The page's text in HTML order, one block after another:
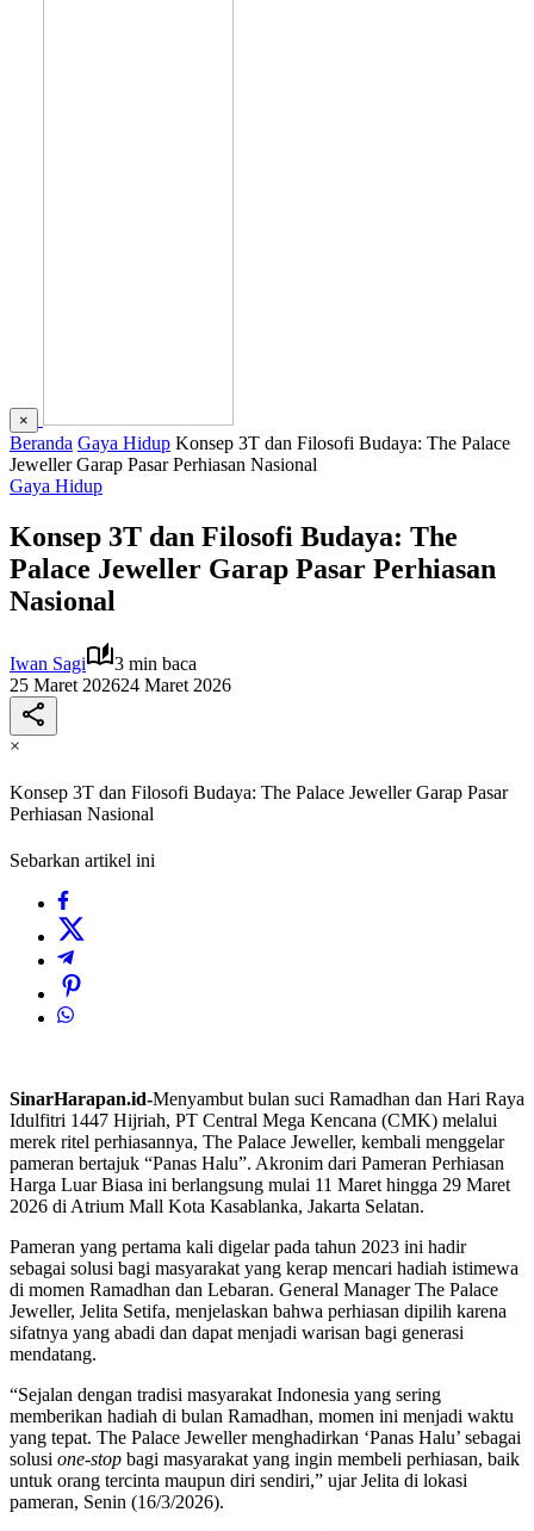
×
Beranda Gaya Hidup Konsep 3T dan Filosofi Budaya: The Palace
Jeweller Garap Pasar Perhiasan Nasional
Gaya Hidup
Konsep 3T dan Filosofi Budaya: The
Palace Jeweller Garap Pasar Perhiasan
Nasional
Iwan Sagi
3 min baca
25 Maret 202624 Maret 2026
×
Konsep 3T dan Filosofi Budaya: The Palace Jeweller Garap Pasar
Perhiasan Nasional
Sebarkan artikel ini
SinarHarapan.id-Menyambut bulan suci Ramadhan dan Hari Raya
Idulfitri 1447 Hijriah, PT Central Mega Kencana (CMK) melalui
merek ritel perhiasannya, The Palace Jeweller, kembali menggelar
pameran bertajuk “Panas Halu”. Akronim dari Pameran Perhiasan
Harga Luar Biasa ini berlangsung mulai 11 Maret hingga 29 Maret
2026 di Atrium Mall Kota Kasablanka, Jakarta Selatan.
Pameran yang pertama kali digelar pada tahun 2023 ini hadir
sebagai solusi bagi masyarakat yang kerap mencari hadiah istimewa
di momen Ramadhan dan Lebaran. General Manager The Palace
Jeweller, Jelita Setifa, menjelaskan bahwa perhiasan dipilih karena
sifatnya yang abadi dan dapat menjadi warisan bagi generasi
mendatang.
“Sejalan dengan tradisi masyarakat Indonesia yang sering
memberikan hadiah di bulan Ramadhan, momen ini menjadi waktu
yang tepat. The Palace Jeweller menghadirkan ‘Panas Halu’ sebagai
solusi one-stop bagi masyarakat yang ingin membeli perhiasan, baik
untuk orang tercinta maupun diri sendiri,” ujar Jelita di lokasi
pameran, Senin (16/3/2026).